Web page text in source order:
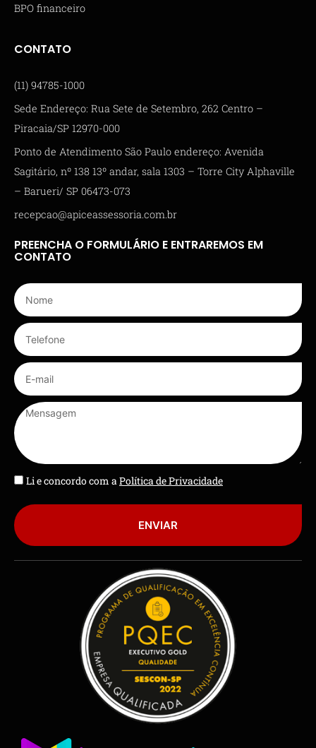
BPO financeiro
CONTATO
(11) 94785-1000
Sede Endereço: Rua Sete de Setembro, 262 Centro –
Piracaia/SP 12970-000
Ponto de Atendimento São Paulo endereço: Avenida
Sagitário, nº 138 13º andar, sala 1303 – Torre City Alphaville
– Barueri/ SP 06473-073
recepcao@apiceassessoria.com.br
PREENCHA O FORMULÁRIO E ENTRAREMOS EM
CONTATO
Li e concordo com aPolítica de Privacidade
ENVIAR